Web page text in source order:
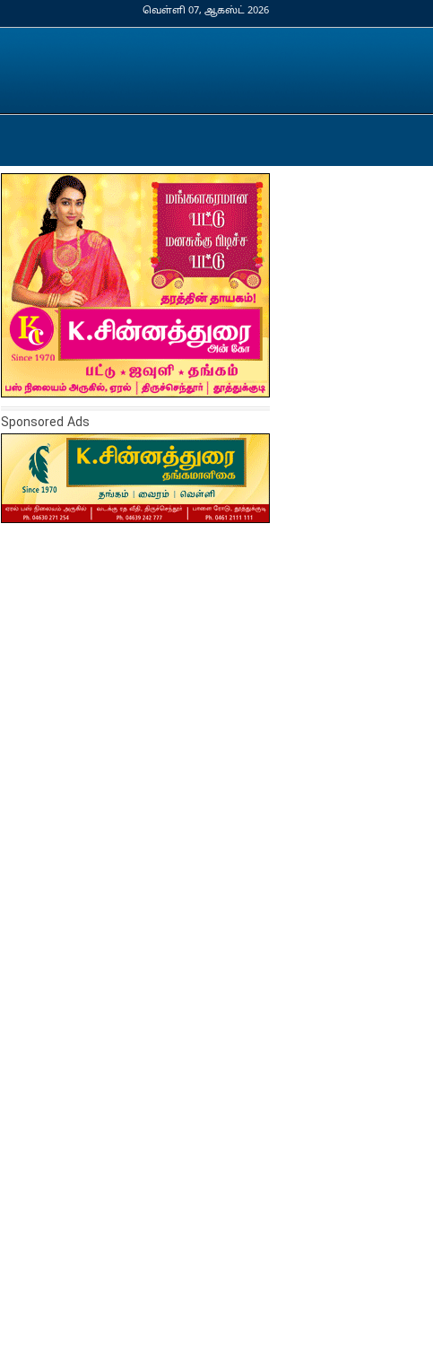
வெள்ளி 07, ஆகஸ்ட் 2026
Sponsored Ads